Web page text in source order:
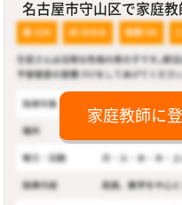
名古屋市守山区で家庭
家庭教師に